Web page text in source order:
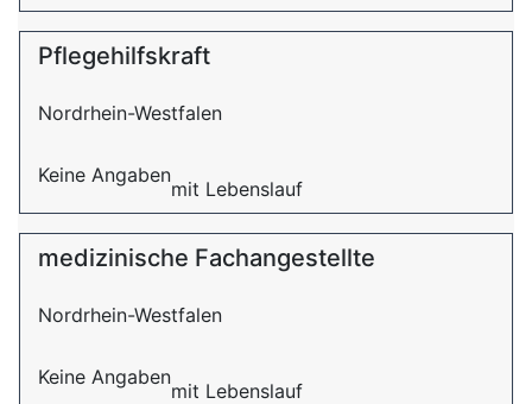
Pflegehilfskraft
Nordrhein-Westfalen
Keine Angaben
mit Lebenslauf
medizinische Fachangestellte
Nordrhein-Westfalen
Keine Angaben
mit Lebenslauf